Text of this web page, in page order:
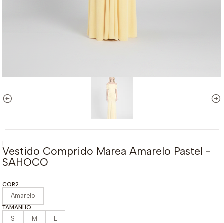
|
Vestido Comprido Marea Amarelo Pastel -
SAHOCO
COR2
Amarelo
TAMANHO
S M L